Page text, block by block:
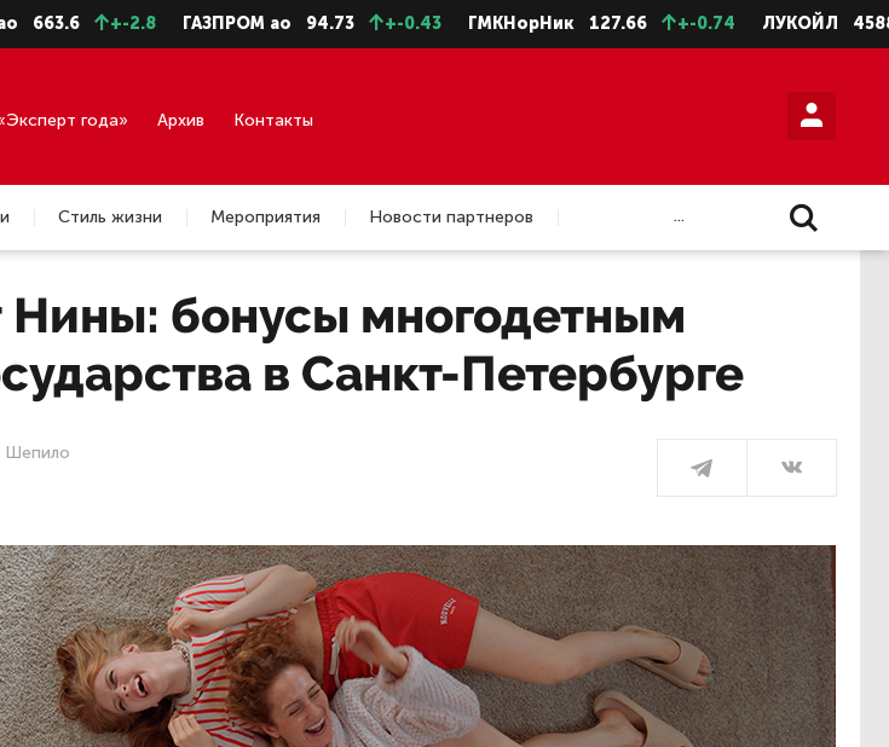
+-2.8 ГАЗПРОМ ао 94.73 +-0.43 ГМКНорНик 127.66 +-0.74 ЛУКОЙЛ 4588.5
года» Архив Контакты
Стиль жизни Мероприятия
Новости партнеров
...
Нины: бонусы многодетным
в Санкт-Петербурге
Шепило